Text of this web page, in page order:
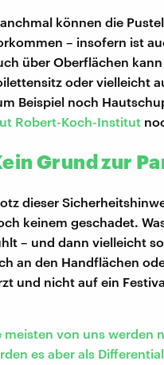
können die
– insofern ist
über Oberflächen
oder vielleicht
Beispiel noch
Robert-Koch-Institut
Grund zur
dieser
keinem geschadet.
– und dann vielleicht
an den Handflächen
und nicht auf ein
meisten von uns werden
es aber als